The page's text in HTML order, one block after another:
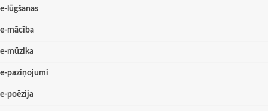
e-lūgšanas
e-mācība
e-mūzika
e-paziņojumi
e-poēzija